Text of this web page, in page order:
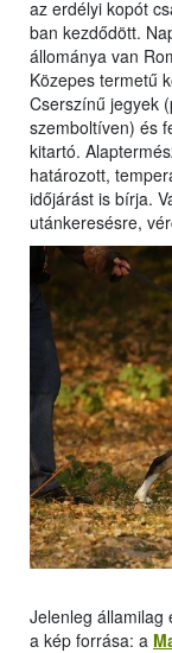
az erdélyi kopót
ban kezdődött.
állománya van
Közepes termetű
Cserszínű jegyek
szemboltíven) és
kitartó.
határozott,
időjárást is bírja.
utánkeresésre,
Jelenleg államilag
a kép forrása: a